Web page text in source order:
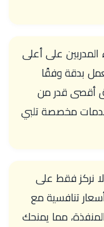
على أعلى
بدقة وفقًا
أقصى قدر من
خدمات مخصصة تلبي
نركز فقط على
تنافسية مع
مما يمنحك